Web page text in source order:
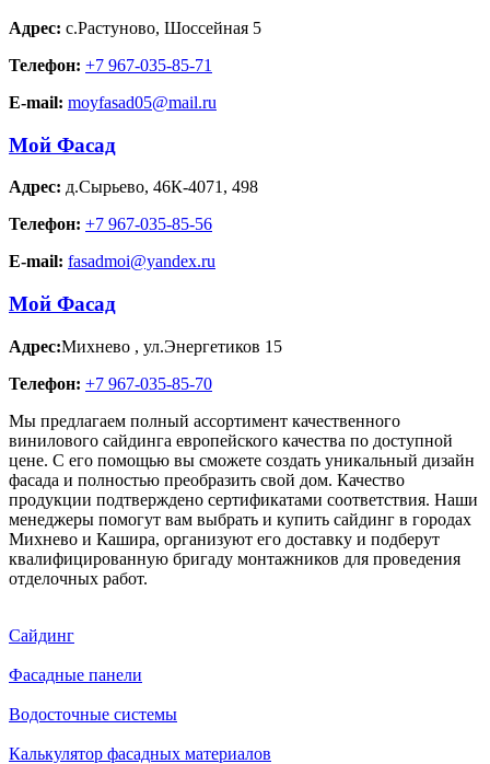
Адрес: с.Растуново, Шоссейная 5
Телефон: +7 967-035-85-71
E-mail: moyfasad05@mail.ru
Мой Фасад
Адрес: д.Сырьево, 46К-4071, 498
Телефон: +7 967-035-85-56
E-mail: fasadmoi@yandex.ru
Мой Фасад
Адрес:Михнево , ул.Энергетиков 15
Телефон: +7 967-035-85-70
Мы предлагаем полный ассортимент качественного
винилового сайдинга европейского качества по доступной
цене. С его помощью вы сможете создать уникальный дизайн
фасада и полностью преобразить свой дом. Качество
продукции подтверждено сертификатами соответствия. Наши
менеджеры помогут вам выбрать и купить сайдинг в городах
Михнево и Кашира, организуют его доставку и подберут
квалифицированную бригаду монтажников для проведения
отделочных работ.
Сайдинг
Фасадные панели
Водосточные системы
Калькулятор фасадных материалов